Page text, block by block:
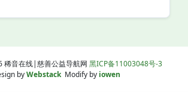
音在线|慈善公益导航网 黑ICP备11003048号-3
byWebstackModify by iowen